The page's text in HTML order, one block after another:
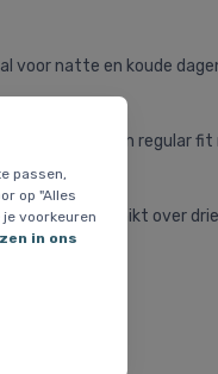
passen,
op "Alles
voorkeuren
in ons
voor natte en koude
jas heeft een regular
De jas beschikt over